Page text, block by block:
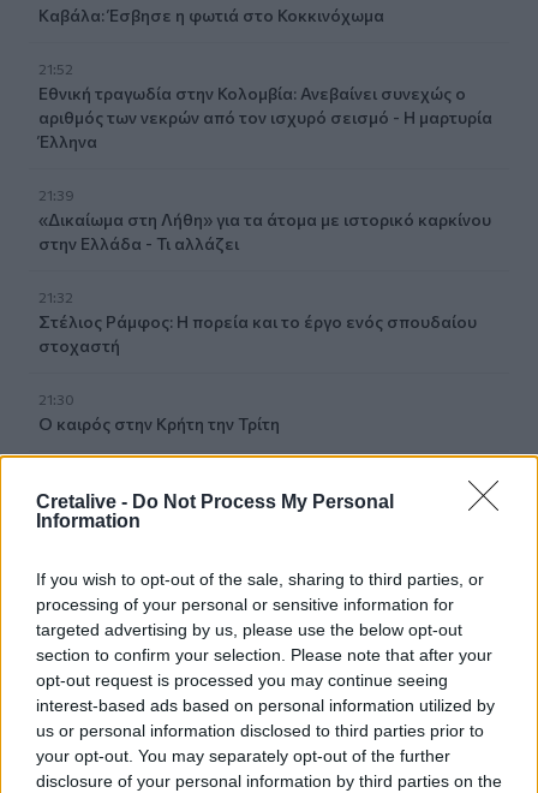
Cretalive - Do Not Process My Personal
Information
If you wish to opt-out of the sale, sharing to third parties, or
processing of your personal or sensitive information for
targeted advertising by us, please use the below opt-out
section to confirm your selection. Please note that after your
opt-out request is processed you may continue seeing
interest-based ads based on personal information utilized by
us or personal information disclosed to third parties prior to
your opt-out. You may separately opt-out of the further
disclosure of your personal information by third parties on the
Καβάλα: Έσβησε η φωτιά στο Κοκκινόχωμα
21:52
Εθνική τραγωδία στην Κολομβία: Ανεβαίνει συνεχώς ο
αριθμός των νεκρών από τον ισχυρό σεισμό - Η μαρτυρία
Έλληνα
21:39
«Δικαίωμα στη Λήθη» για τα άτομα με ιστορικό καρκίνου
στην Ελλάδα - Τι αλλάζει
21:32
Στέλιος Ράμφος: Η πορεία και το έργο ενός σπουδαίου
στοχαστή
21:30
Ο καιρός στην Κρήτη την Τρίτη
Πρεμιέρα στο Ευρωπαϊκό κολύμβησης με «βροχή» από
ρεκόρ και εξαιρετικές ελληνικές παρουσίες
21:22
ΗΠΑ: Ο Ιούλιος ήταν ο θερμότερος μήνας που έχει ποτέ
καταγραφεί στη χώρα
21:18
Επικίνδυνο φρεάτιο στην πλατεία Κύπρου - Ανατράπηκε
καρότσι
21:01